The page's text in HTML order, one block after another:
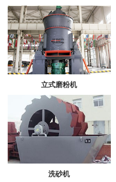
立式磨粉机
洗砂机